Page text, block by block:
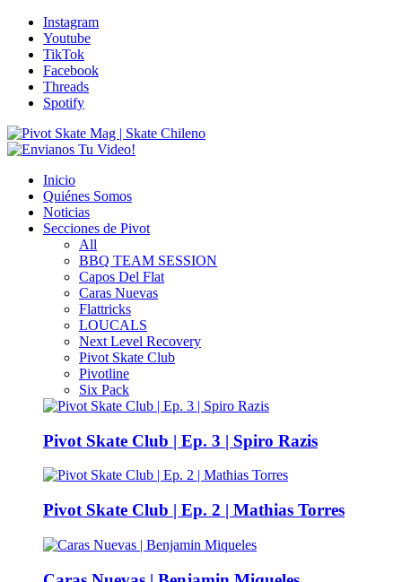
Instagram
Youtube
TikTok
Facebook
Threads
Spotify
Inicio
Quiénes Somos
Noticias
Secciones de Pivot
All
BBQ TEAM SESSION
Capos Del Flat
Caras Nuevas
Flattricks
LOUCALS
Next Level Recovery
Pivot Skate Club
Pivotline
Six Pack
Pivot Skate Club | Ep. 3 | Spiro Razis
Pivot Skate Club | Ep. 2 | Mathias Torres